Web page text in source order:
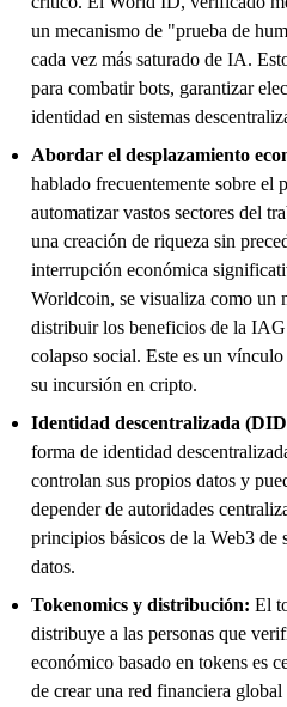
un mecanismo de "prueba de
cada vez más saturado de IA.
para combatir bots, garantizar
identidad en sistemas
Abordar el desplazamiento
hablado frecuentemente sobre el
automatizar vastos sectores del
una creación de riqueza sin
interrupción económica
Worldcoin, se visualiza como un
distribuir los beneficios de la
colapso social. Este es un
su incursión en cripto.
Identidad descentralizada
forma de identidad
controlan sus propios datos y
depender de autoridades
principios básicos de la Web3 de
datos.
Tokenomics y distribución: El
distribuye a las personas que
económico basado en tokens es
de crear una red financiera